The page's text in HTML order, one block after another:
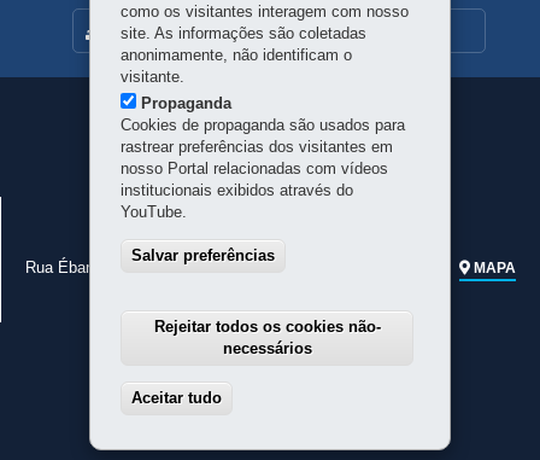
MAPA DO SITE
Navegação
principal
JUNTA COMERCIAL DO PARANÁ
Rua Ébano Pereira, 309 - Centro-80410-240 MAPA
como os visitantes interagem com nosso
site. As informações são coletadas
anonimamente, não identificam o
visitante.
Propaganda
Cookies de propaganda são usados para
rastrear preferências dos visitantes em
nosso Portal relacionadas com vídeos
institucionais exibidos através do
YouTube.
Salvar preferências
Rejeitar todos os cookies não-
necessários
Aceitar tudo